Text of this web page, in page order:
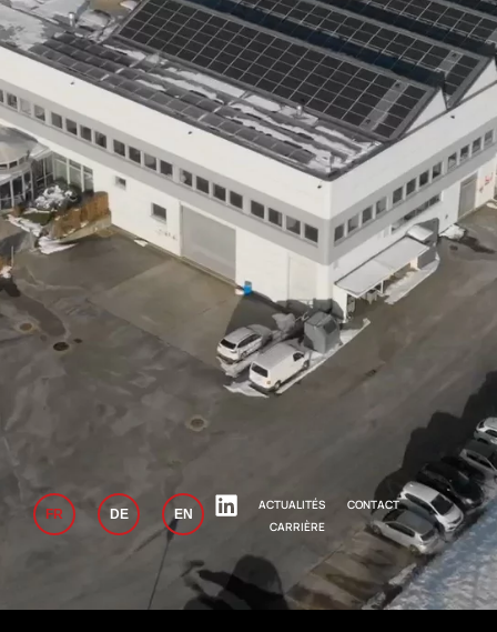
FR DE EN
ACTUALITÉS
CONTACT
CARRIÈRE